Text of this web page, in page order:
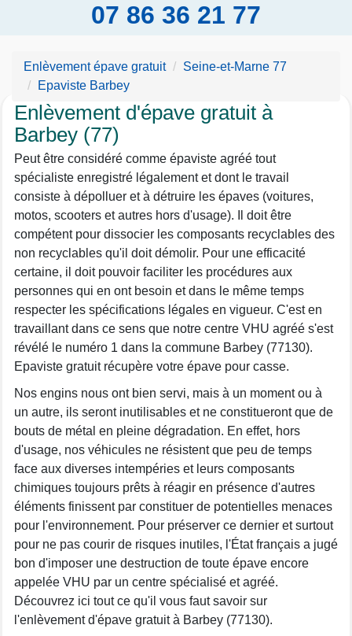
07 86 36 21 77
Enlèvement épave gratuit
Seine-et-Marne 77
Epaviste Barbey
Enlèvement d'épave gratuit à
Barbey (77)
Peut être considéré comme épaviste agréé tout
spécialiste enregistré légalement et dont le travail
consiste à dépolluer et à détruire les épaves (voitures,
motos, scooters et autres hors d'usage). Il doit être
compétent pour dissocier les composants recyclables des
non recyclables qu'il doit démolir. Pour une efficacité
certaine, il doit pouvoir faciliter les procédures aux
personnes qui en ont besoin et dans le même temps
respecter les spécifications légales en vigueur. C'est en
travaillant dans ce sens que notre centre VHU agréé s'est
révélé le numéro 1 dans la commune Barbey (77130).
Epaviste gratuit récupère votre épave pour casse.
Nos engins nous ont bien servi, mais à un moment ou à
un autre, ils seront inutilisables et ne constitueront que de
bouts de métal en pleine dégradation. En effet, hors
d'usage, nos véhicules ne résistent que peu de temps
face aux diverses intempéries et leurs composants
chimiques toujours prêts à réagir en présence d'autres
éléments finissent par constituer de potentielles menaces
pour l'environnement. Pour préserver ce dernier et surtout
pour ne pas courir de risques inutiles, l'État français a jugé
bon d'imposer une destruction de toute épave encore
appelée VHU par un centre spécialisé et agréé.
Découvrez ici tout ce qu'il vous faut savoir sur
l'enlèvement d'épave gratuit à Barbey (77130).